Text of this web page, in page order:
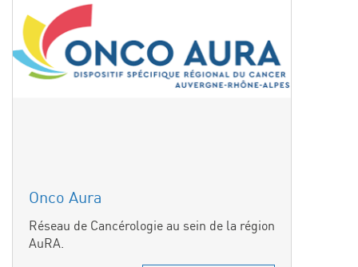
Onco Aura
Réseau de Cancérologie au sein de la région
AuRA.